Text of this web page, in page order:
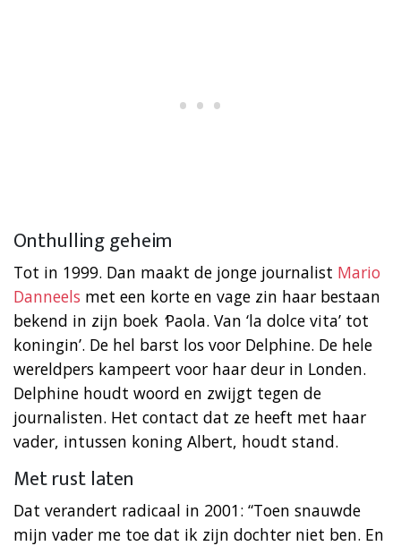
Onthulling geheim
Tot in 1999. Dan maakt de jonge journalist Mario
Danneels met een korte en vage zin haar bestaan
bekend in zijn boek ‘Paola. Van ‘la dolce vita’ tot
koningin’. De hel barst los voor Delphine. De hele
wereldpers kampeert voor haar deur in Londen.
Delphine houdt woord en zwijgt tegen de
journalisten. Het contact dat ze heeft met haar
vader, intussen koning Albert, houdt stand.
Met rust laten
Dat verandert radicaal in 2001: “Toen snauwde
mijn vader me toe dat ik zijn dochter niet ben. En